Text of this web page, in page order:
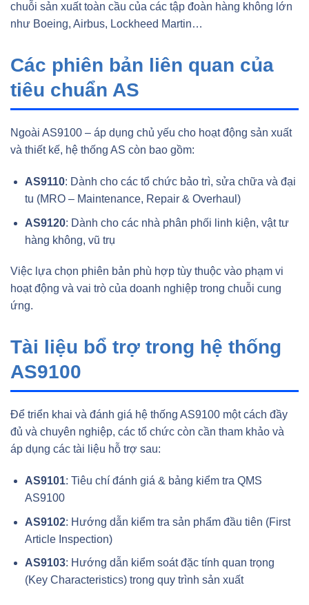
chuỗi sản xuất toàn cầu của các tập đoàn hàng không lớn
như Boeing, Airbus, Lockheed Martin…
Các phiên bản liên quan của
tiêu chuẩn AS
Ngoài AS9100 – áp dụng chủ yếu cho hoạt động sản xuất
và thiết kế, hệ thống AS còn bao gồm:
AS9110: Dành cho các tổ chức bảo trì, sửa chữa và đại
tu (MRO – Maintenance, Repair & Overhaul)
AS9120: Dành cho các nhà phân phối linh kiện, vật tư
hàng không, vũ trụ
Việc lựa chọn phiên bản phù hợp tùy thuộc vào phạm vi
hoạt động và vai trò của doanh nghiệp trong chuỗi cung
ứng.
Tài liệu bổ trợ trong hệ thống
AS9100
Để triển khai và đánh giá hệ thống AS9100 một cách đầy
đủ và chuyên nghiệp, các tổ chức còn cần tham khảo và
áp dụng các tài liệu hỗ trợ sau:
AS9101: Tiêu chí đánh giá & bảng kiểm tra QMS
AS9100
AS9102: Hướng dẫn kiểm tra sản phẩm đầu tiên (First
Article Inspection)
AS9103: Hướng dẫn kiểm soát đặc tính quan trọng
(Key Characteristics) trong quy trình sản xuất